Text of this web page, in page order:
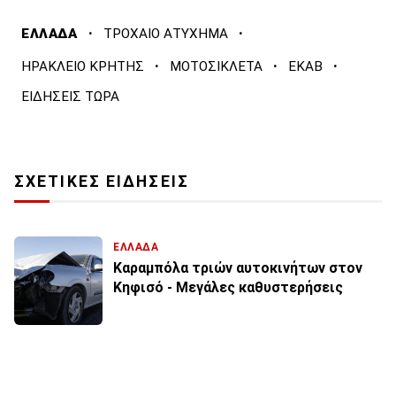
ΕΛΛΑΔΑ · ΤΡΟΧΑΙΟ ΑΤΥΧΗΜΑ ·
ΗΡΑΚΛΕΙΟ ΚΡΗΤΗΣ · ΜΟΤΟΣΙΚΛΕΤΑ · ΕΚΑΒ ·
ΕΙΔΗΣΕΙΣ ΤΩΡΑ
ΣΧΕΤΙΚΕΣ ΕΙΔΗΣΕΙΣ
ΕΛΛΑΔΑ
Καραμπόλα τριών αυτοκινήτων στον
Κηφισό - Μεγάλες καθυστερήσεις